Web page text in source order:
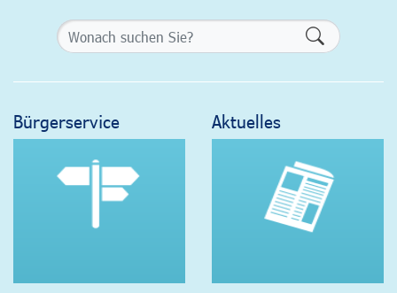
Bürgerservice Aktuelles